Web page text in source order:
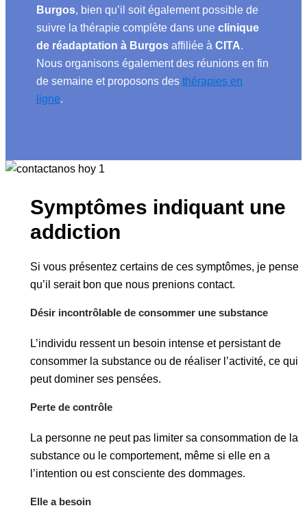
Burgos, bien qu’il soit également possible de
suivre la thérapie complète dans une clinique
de réadaptation à Burgosaffiliée à CITA.
Nous organisons également des réunions en fin
de semaine et proposons des thérapies en
ligne.
Symptômes indiquant une
addiction
Si vous présentez certains de ces symptômes, je pense
qu’il serait bon que nous prenions contact.
Désir incontrôlable de consommer une substance
L’individu ressent un besoin intense et persistant de
consommer la substance ou de réaliser l’activité, ce qui
peut dominer ses pensées.
Perte de contrôle
La personne ne peut pas limiter sa consommation de la
substance ou le comportement, même si elle en a
l’intention ou est consciente des dommages.
Elle a besoin